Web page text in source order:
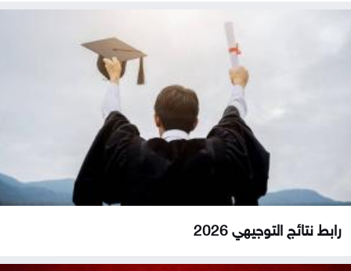
رابط نتائج التوجيهي 2026